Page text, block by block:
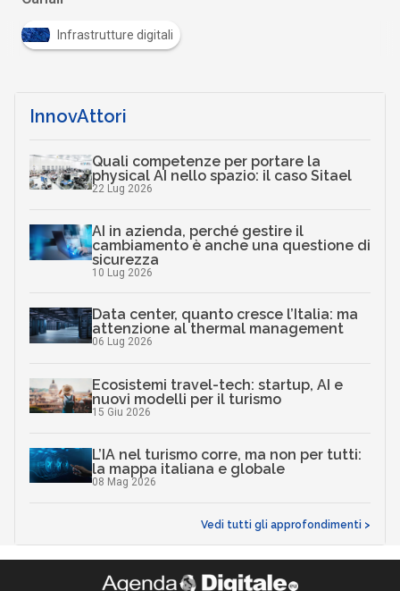
Infrastrutture digitali
InnovAttori
Quali competenze per portare la
physical AI nello spazio: il caso Sitael
22 Lug 2026
AI in azienda, perché gestire il
cambiamento è anche una questione di
sicurezza
10 Lug 2026
Data center, quanto cresce l’Italia: ma
attenzione al thermal management
06 Lug 2026
Ecosistemi travel-tech: startup, AI e
nuovi modelli per il turismo
15 Giu 2026
L’IA nel turismo corre, ma non per tutti:
la mappa italiana e globale
08 Mag 2026
Vedi tutti gli approfondimenti >